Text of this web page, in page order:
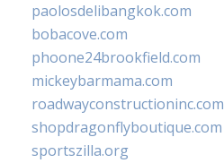
paolosdelibangkok.com
bobacove.com
phoone24brookfield.com
mickeybarmama.com
roadwayconstructioninc.com
shopdragonflyboutique.com
sportszilla.org